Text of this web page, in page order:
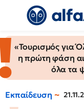
«Τουρισμός για
η πρώτη φάση
όλα τα
Εκπαίδευση